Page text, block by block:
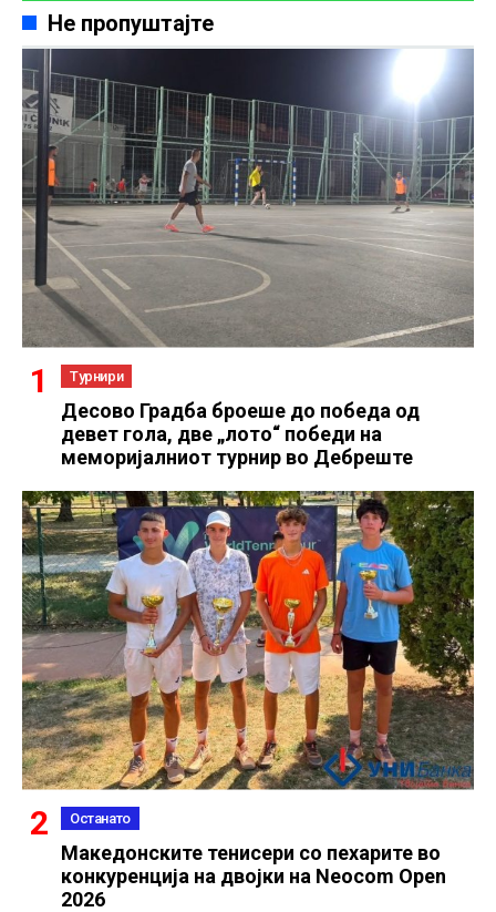
Не пропуштајте
Турнири
Десово Градба броеше до победа од
девет гола, две „лото“ победи на
меморијалниот турнир во Дебреште
Останато
Македонските тенисери со пехарите во
конкуренција на двојки на Neocom Open
2026